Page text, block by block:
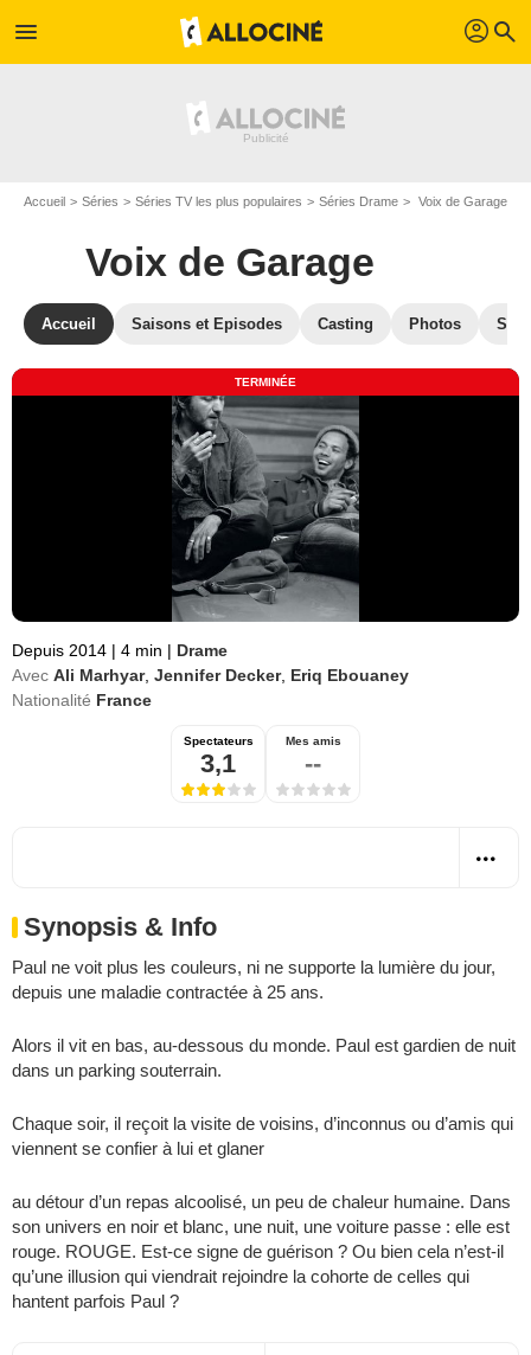
menu profil search
Accueil Séries Séries TV les plus populaires Séries Drame Voix de Garage
Voix de Garage
Accueil Saisons et Episodes Casting Photos
TERMINÉE
Depuis 2014 | 4 min | Drame
Avec Ali Marhyar, Jennifer Decker, Eriq Ebouaney
Nationalité France
Spectateurs
3,1
Mes amis
--
Synopsis & Info
Paul ne voit plus les couleurs, ni ne supporte la lumière du jour,
depuis une maladie contractée à 25 ans.
Alors il vit en bas, au-dessous du monde. Paul est gardien de nuit
dans un parking souterrain.
Chaque soir, il reçoit la visite de voisins, d’inconnus ou d’amis qui
viennent se confier à lui et glaner
au détour d’un repas alcoolisé, un peu de chaleur humaine. Dans
son univers en noir et blanc, une nuit, une voiture passe : elle est
rouge. ROUGE. Est-ce signe de guérison ? Ou bien cela n’est-il
qu’une illusion qui viendrait rejoindre la cohorte de celles qui
hantent parfois Paul ?